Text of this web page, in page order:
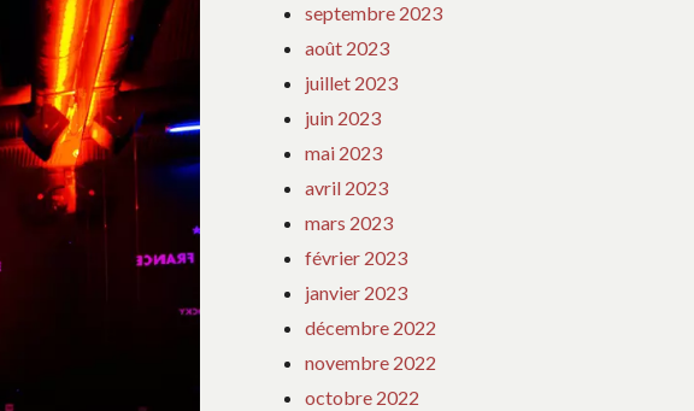
septembre 2023
août 2023
juillet 2023
juin 2023
mai 2023
avril 2023
mars 2023
février 2023
janvier 2023
décembre 2022
novembre 2022
octobre 2022